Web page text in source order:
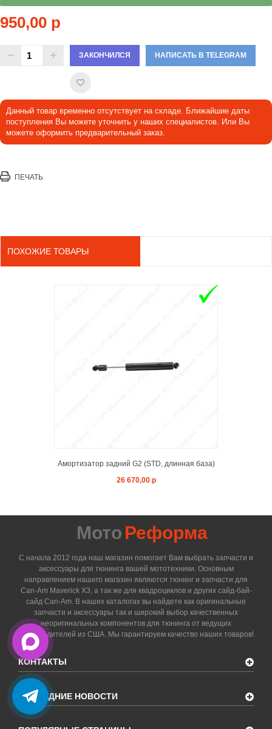
950,00 р
ЗАКОНЧИЛСЯ НАПИСАТЬ В TELEGRAM
Данный товар временно отсутствует на складе. Ближайшие даты
поступления Вы можете уточнить у наших специалистов. Или Вы
можете оформить предварительный заказ.
ПЕЧАТЬ
ПОХОЖИЕ ТОВАРЫ
Амортизатор задний G2 (STD, длинная база)
26 670,00 р
Мото Реформа
С начала 2012 года наш магазин помогает Вам выбрать запчасти и
аксессуары для тюнинга вашей мототехники. Основным
направлением нашего магазин являются тюнинг и запчасти для
Can-Am Maverick X3, а так же для квадроциклов и других сайд-бай-
сайд Can-Am. В наших каталогах вы найдете как оригинальные
запчасти и аксессуары так и широкий выбор качественных
неоригинальных компонентов для тюнинга от ведущих
производителей из США. Мы гарантируем качество наших товаров!
КОНТАКТЫ
ПОСЛЕДНИЕ НОВОСТИ